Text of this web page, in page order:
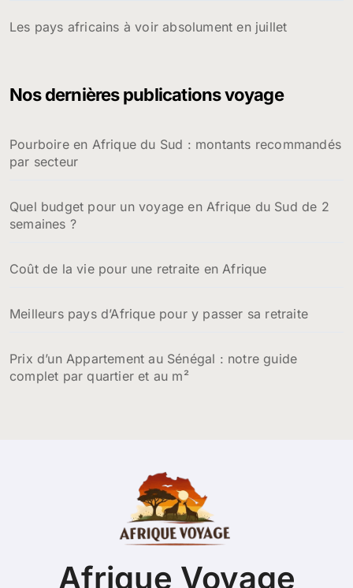
Les pays africains à voir absolument en juillet
Nos dernières publications voyage
Pourboire en Afrique du Sud : montants recommandés
par secteur
Quel budget pour un voyage en Afrique du Sud de 2
semaines ?
Coût de la vie pour une retraite en Afrique
Meilleurs pays d’Afrique pour y passer sa retraite
Prix d’un Appartement au Sénégal : notre guide
complet par quartier et au m²
Afrique Voyage